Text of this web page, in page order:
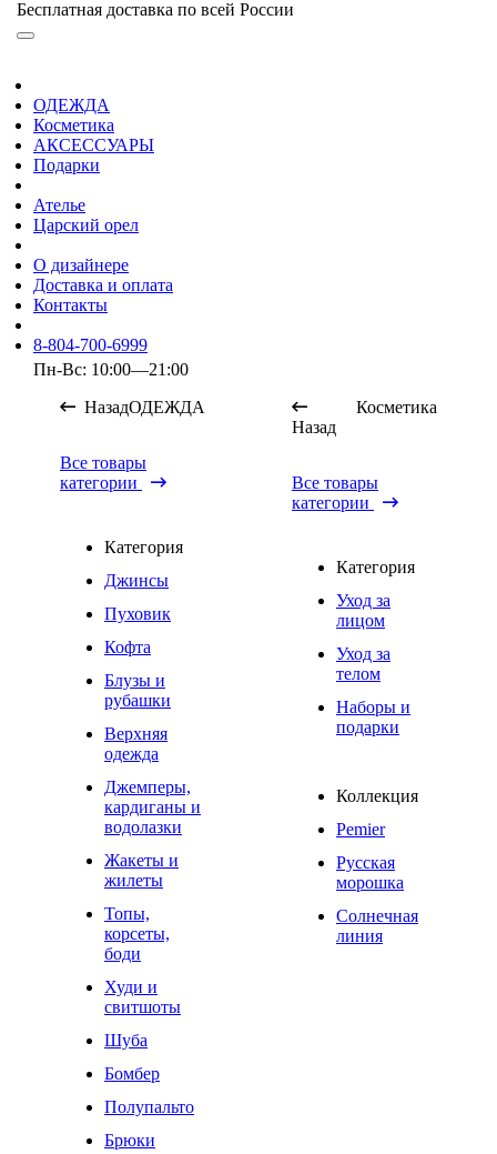
Бесплатная доставка по всей России
ОДЕЖДА
Косметика
АКСЕССУАРЫ
Подарки
Ателье
Царский орел
О дизайнере
Доставка и оплата
Контакты
8-804-700-6999
Пн-Вс: 10:00—21:00
НазадОДЕЖДА
Все товары
категории
Категория
Джинсы
Пуховик
Кофта
Блузы и
рубашки
Верхняя
одежда
Джемперы,
кардиганы и
водолазки
Жакеты и
жилеты
Топы,
корсеты,
боди
Худи и
свитшоты
Шуба
Бомбер
Полупальто
Брюки
Назад
Косметика
Все товары
категории
Категория
Уход за
лицом
Уход за
телом
Наборы и
подарки
Коллекция
Pemier
Русская
морошка
Солнечная
линия